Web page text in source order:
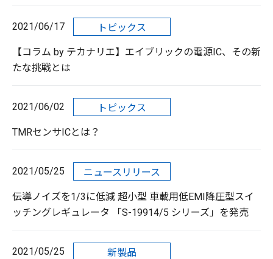
2021/06/17 トピックス
【コラム by テカナリエ】エイブリックの電源IC、その新
たな挑戦とは
2021/06/02 トピックス
TMRセンサICとは？
2021/05/25 ニュースリリース
伝導ノイズを1/3に低減 超小型 車載用低EMI降圧型スイ
ッチングレギュレータ 「S-19914/5 シリーズ」を発売
2021/05/25 新製品